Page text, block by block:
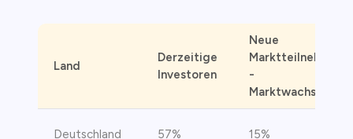
Land
Derzeitige
Investoren
Neue
Marktteilnehmer
-
Marktwachstum
Deutschland 57% 15%